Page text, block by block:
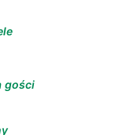
gości